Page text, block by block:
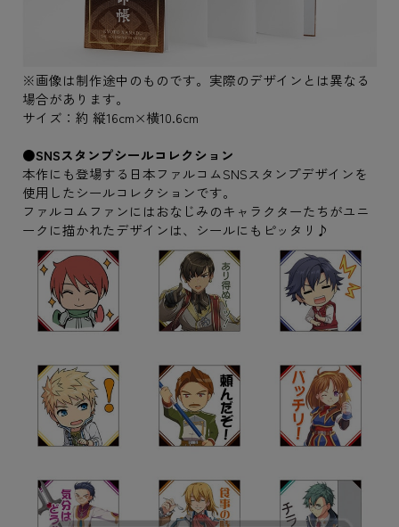
※画像は制作途中のものです。実際のデザインとは異なる
場合があります。
サイズ：約 縦16cm×横10.6cm
●SNSスタンプシールコレクション
本作にも登場する日本ファルコムSNSスタンプデザインを
使用したシールコレクションです。
ファルコムファンにはおなじみのキャラクターたちがユニ
ークに描かれたデザインは、シールにもピッタリ♪